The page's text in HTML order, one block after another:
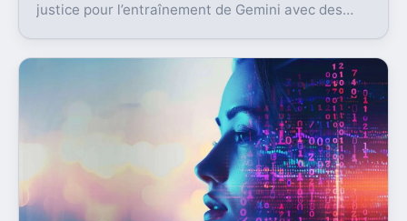
justice pour l’entraînement de Gemini avec des